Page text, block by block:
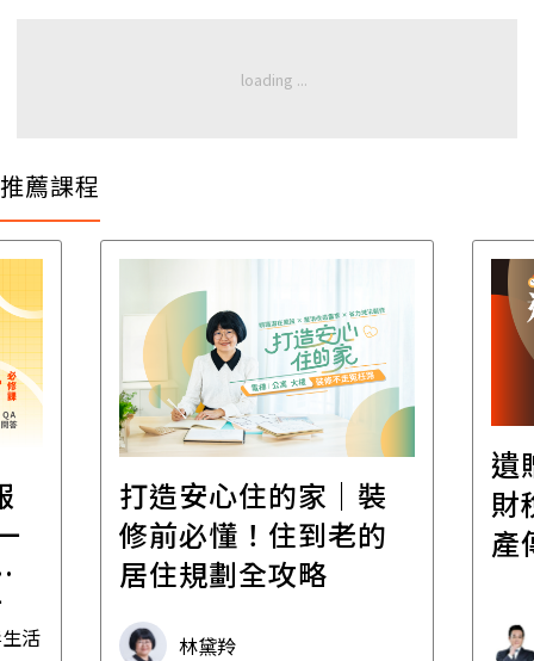
推薦課程
活
打造安心住的家｜裝
修前必懂！住到老的
居住規劃全攻略
林黛羚
遺
財
產